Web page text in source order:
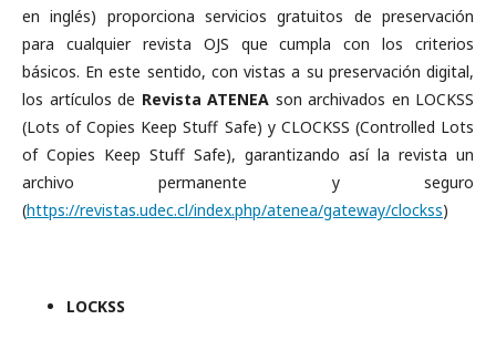
en inglés) proporciona servicios gratuitos de preservación
para cualquier revista OJS que cumpla con los criterios
básicos. En este sentido, con vistas a su preservación digital,
los artículos de Revista ATENEA son archivados en LOCKSS
(Lots of Copies Keep Stuff Safe) y CLOCKSS (Controlled Lots
of Copies Keep Stuff Safe), garantizando así la revista un
archivo permanente y seguro
(https://revistas.udec.cl/index.php/atenea/gateway/clockss)
LOCKSS